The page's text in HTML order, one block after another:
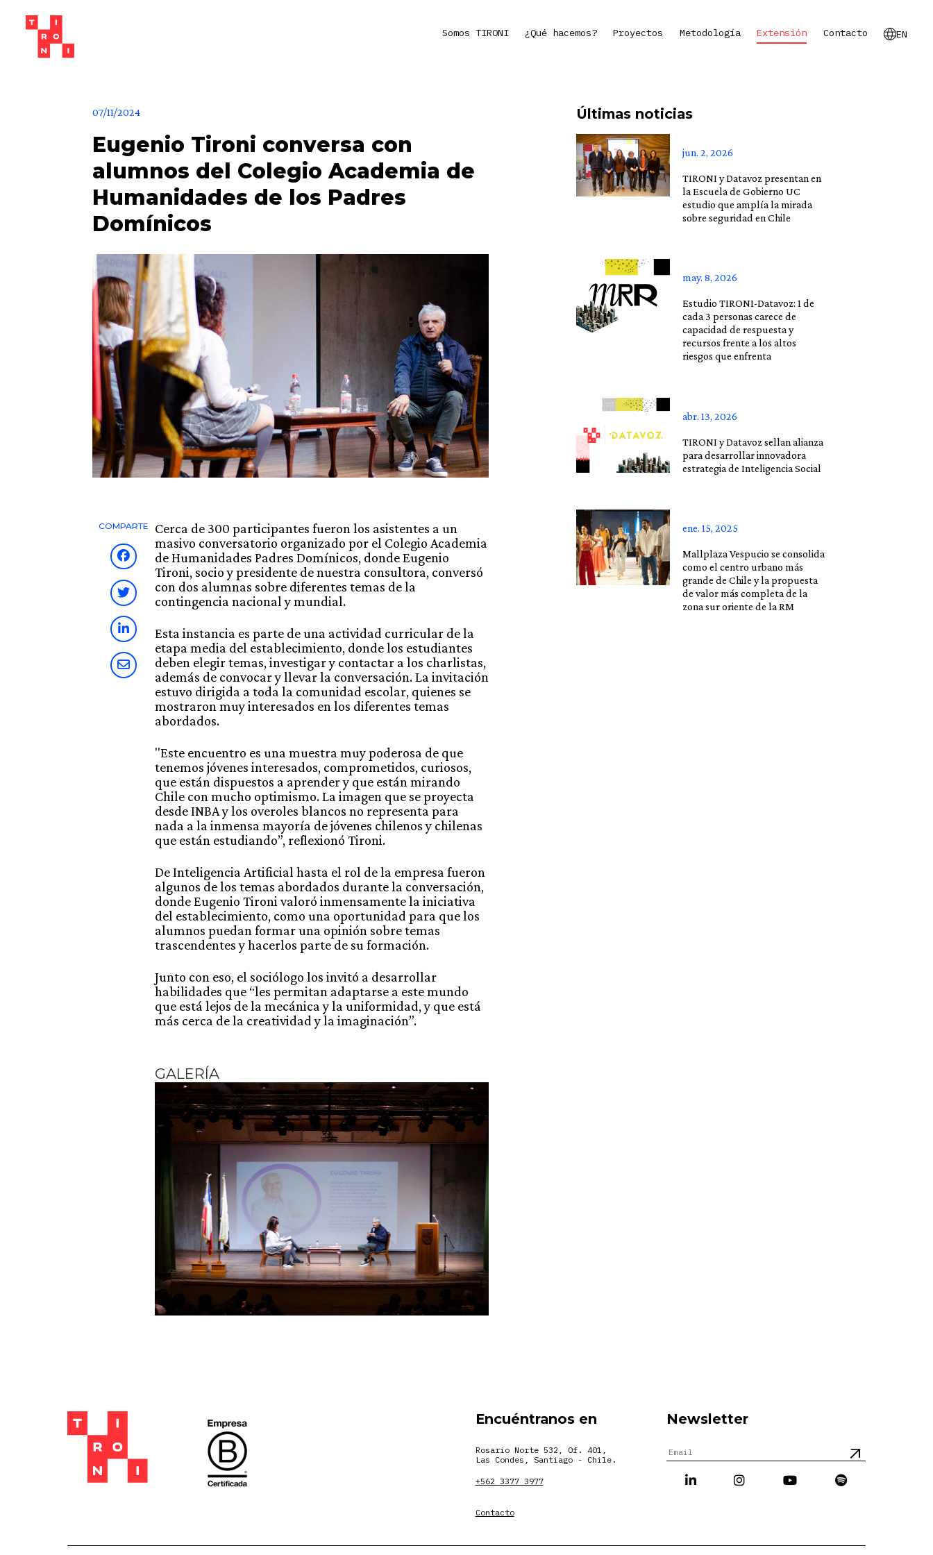
Somos TIRONI ¿Qué hacemos? Proyectos Metodología Extensión Contacto EN
07/11/2024
Eugenio Tironi conversa con
alumnos del Colegio Academia de
Humanidades de los Padres
Domínicos
COMPARTE
Cerca de 300 participantes fueron los asistentes a un
masivo conversatorio organizado por el Colegio Academia
de Humanidades Padres Domínicos, donde Eugenio
Tironi, socio y presidente de nuestra consultora, conversó
con dos alumnas sobre diferentes temas de la
contingencia nacional y mundial.
Esta instancia es parte de una actividad curricular de la
etapa media del establecimiento, donde los estudiantes
deben elegir temas, investigar y contactar a los charlistas,
además de convocar y llevar la conversación. La invitación
estuvo dirigida a toda la comunidad escolar, quienes se
mostraron muy interesados en los diferentes temas
abordados.
"Este encuentro es una muestra muy poderosa de que
tenemos jóvenes interesados, comprometidos, curiosos,
que están dispuestos a aprender y que están mirando
Chile con mucho optimismo. La imagen que se proyecta
desde INBA y los overoles blancos no representa para
nada a la inmensa mayoría de jóvenes chilenos y chilenas
que están estudiando”, reflexionó Tironi.
De Inteligencia Artificial hasta el rol de la empresa fueron
algunos de los temas abordados durante la conversación,
donde Eugenio Tironi valoró inmensamente la iniciativa
del establecimiento, como una oportunidad para que los
alumnos puedan formar una opinión sobre temas
trascendentes y hacerlos parte de su formación.
Junto con eso, el sociólogo los invitó a desarrollar
habilidades que “les permitan adaptarse a este mundo
que está lejos de la mecánica y la uniformidad, y que está
más cerca de la creatividad y la imaginación”.
GALERÍA
Últimas noticias
jun. 2, 2026
TIRONI y Datavoz presentan en
la Escuela de Gobierno UC
estudio que amplía la mirada
sobre seguridad en Chile
may. 8, 2026
Estudio TIRONI-Datavoz: 1 de
cada 3 personas carece de
capacidad de respuesta y
recursos frente a los altos
riesgos que enfrenta
abr. 13, 2026
TIRONI y Datavoz sellan alianza
para desarrollar innovadora
estrategia de Inteligencia Social
ene. 15, 2025
Mallplaza Vespucio se consolida
como el centro urbano más
grande de Chile y la propuesta
de valor más completa de la
zona sur oriente de la RM
Encuéntranos en
Rosario Norte 532, Of. 401,
Las Condes, Santiago - Chile.
+562 3377 3977
Contacto
Newsletter